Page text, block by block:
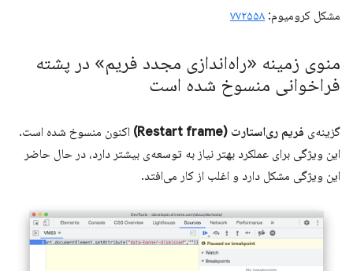
مشکل کرومیوم: ۷۷۲۵۵۸
منوی زمینه «راه‌اندازی مجدد فریم» در پشته
فراخوانی منسوخ شده است
گزینه‌ی فریم ری‌استارت (Restart frame)
اکنون منسوخ شده است.
این ویژگی برای عملکرد بهتر نیاز به توسعه‌ی بیشتر دارد، در حال حاضر
این ویژگی مشکل دارد و اغلب از کار می‌افتد.